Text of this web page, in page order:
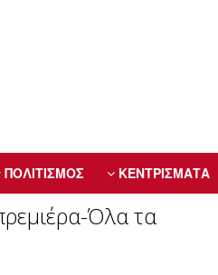
ΠΟΛΙΤΙΣΜΟΣ ΚΕΝΤΡΙΣΜΑΤΑ
Όλα τα